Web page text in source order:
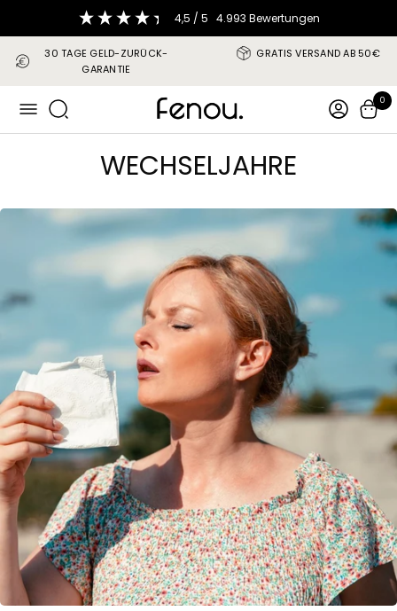
Inhalt
4,5 / 5 4.993 Bewertungen
30 TAGE GELD-ZURÜCK-
GARANTIE
GRATIS VERSAND AB 50€
Navigation fenou 0
WECHSELJAHRE